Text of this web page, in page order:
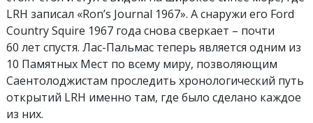
LRH записал «Ron’s Journal 1967». А снаружи его Ford
Country Squire 1967 года снова сверкает – почти
60 лет спустя. Лас-Пальмас теперь является одним из
10 Памятных Мест по всему миру, позволяющим
Саентолоджистам проследить хронологический путь
открытий LRH именно там, где было сделано каждое
из них.